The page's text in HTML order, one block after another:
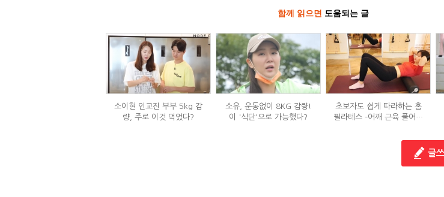
함께 읽으면 도움되는 글
소이현 인교진 부부 5kg 감
량, 주로 이것 먹었다?
소유, 운동없이 8KG 감량!
이 '식단'으로 가능했다?
초보자도 쉽게 따라하는 홈
필라테스 –어깨 근육 풀어주